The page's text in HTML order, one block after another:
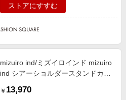
ストアにすすむ
mizuiro ind/ミズイロインド mizuiro
ind シアーショルダースタンドカラ
(color92) FREE
￥ 13,970